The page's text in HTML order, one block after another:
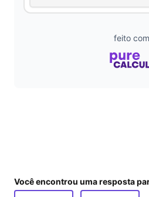
feito
Você encontrou uma resposta